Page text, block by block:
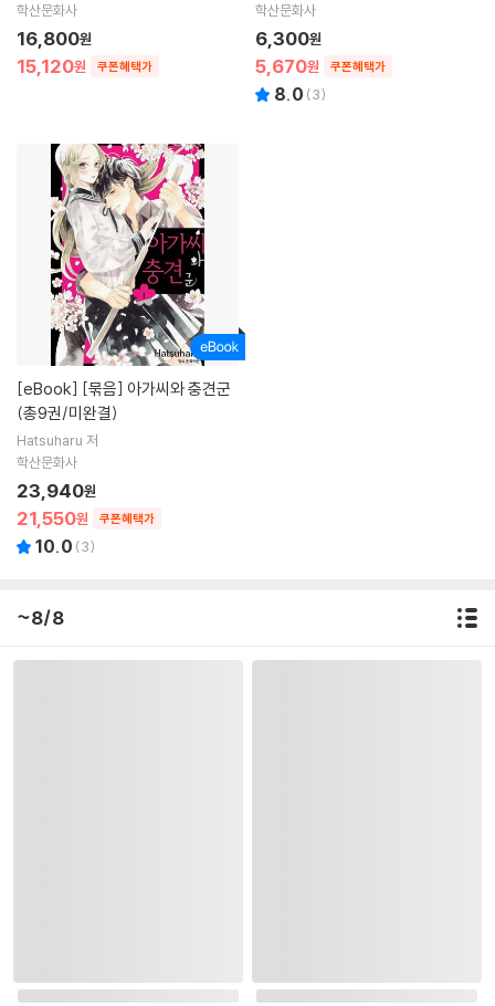
학산문화사
15,120원 쿠폰혜택가
16,800원
학산문화사
5,670원 쿠폰혜택가
6,300원
8.0 (3)
[eBook]
(총9권/미완결)
Hatsuharu 저
학산문화사
21,550원 쿠폰혜택가
23,940원
10.0 (3)
~8/8